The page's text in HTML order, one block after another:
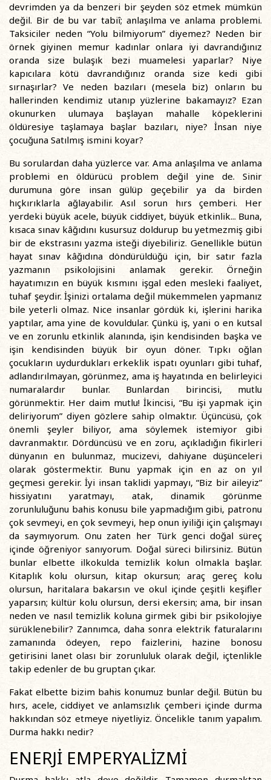
devrimden ya da benzeri bir şeyden söz etmek mümkün
değil. Bir de bu var tabiî; anlaşılma ve anlama problemi.
Taksiciler neden “Yolu bilmiyorum” diyemez? Neden bir
örnek giyinen memur kadınlar onlara iyi davrandığınız
oranda size bulaşık bezi muamelesi yaparlar? Niye
kapıcılara kötü davrandığınız oranda size kedi gibi
sırnaşırlar? Ve neden bazıları (mesela biz) onların bu
hallerinden kendimiz utanıp yüzlerine bakamayız? Ezan
okunurken ulumaya başlayan mahalle köpeklerini
öldüresiye taşlamaya başlar bazıları, niye? İnsan niye
çocuğuna Satılmış ismini koyar?
Bu sorulardan daha yüzlerce var. Ama anlaşılma ve anlama
problemi en öldürücü problem değil yine de. Sinir
durumuna göre insan gülüp geçebilir ya da birden
hıçkırıklarla ağlayabilir. Asıl sorun hırs çemberi. Her
yerdeki büyük acele, büyük ciddiyet, büyük etkinlik... Buna,
kısaca sınav kâğıdını kusursuz doldurup bu yetmezmiş gibi
bir de ekstrasını yazma isteği diyebiliriz. Genellikle bütün
hayat sınav kâğıdına döndürüldüğü için, bir satır fazla
yazmanın psikolojisini anlamak gerekir. Örneğin
hayatımızın en büyük kısmını işgal eden mesleki faaliyet,
tuhaf şeydir. İşinizi ortalama değil mükemmelen yapmanız
bile yeterli olmaz. Nice insanlar gördük ki, işlerini harika
yaptılar, ama yine de kovuldular. Çünkü iş, yani o en kutsal
ve en zorunlu etkinlik alanında, işin kendisinden başka ve
işin kendisinden büyük bir oyun döner. Tıpkı oğlan
çocukların uydurdukları erkeklik ispatı oyunları gibi tuhaf,
adlandırılmayan, görünmez, ama iş hayatında en belirleyici
numaralardır bunlar. Bunlardan birincisi, mutlu
görünmektir. Her daim mutlu! İkincisi, “Bu işi yapmak için
deliriyorum” diyen gözlere sahip olmaktır. Üçüncüsü, çok
önemli şeyler biliyor, ama söylemek istemiyor gibi
davranmaktır. Dördüncüsü ve en zoru, açıkladığın fikirleri
dünyanın en bulunmaz, mucizevi, dahiyane düşünceleri
olarak göstermektir. Bunu yapmak için en az on yıl
geçmesi gerekir. İyi insan taklidi yapmayı, “Biz bir aileyiz”
hissiyatını yaratmayı, atak, dinamik görünme
zorunluluğunu bahis konusu bile yapmadığım gibi, patronu
çok sevmeyi, en çok sevmeyi, hep onun iyiliği için çalışmayı
da saymıyorum. Onu zaten her Türk genci doğal süreç
içinde öğreniyor sanıyorum. Doğal süreci bilirsiniz. Bütün
bunlar elbette ilkokulda temizlik kolun olmakla başlar.
Kitaplık kolu olursun, kitap okursun; araç gereç kolu
olursun, haritalara bakarsın ve okul içinde çeşitli keşifler
yaparsın; kültür kolu olursun, dersi ekersin; ama, bir insan
neden ve nasıl temizlik koluna girmek gibi bir psikolojiye
sürüklenebilir? Zannımca, daha sonra elektrik faturalarını
zamanında ödeyen, repo faizlerini, hazine bonosu
getirisini lanet olası bir zorunluluk olarak değil, içtenlikle
takip edenler de bu gruptan çıkar.
Fakat elbette bizim bahis konumuz bunlar değil. Bütün bu
hırs, acele, ciddiyet ve anlamsızlık çemberi içinde durma
hakkından söz etmeye niyetliyiz. Öncelikle tanım yapalım.
Durma hakkı nedir?
ENERJİ EMPERYALİZMİ